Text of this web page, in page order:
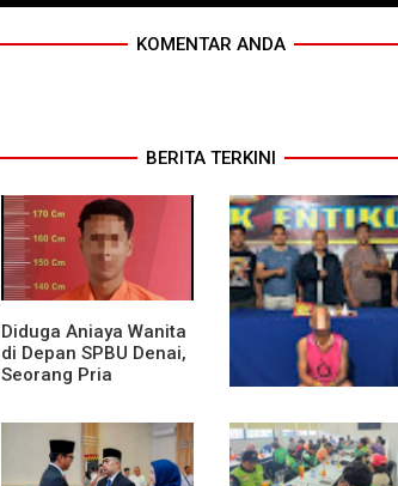
KOMENTAR ANDA
BERITA TERKINI
Diduga Aniaya Wanita
di Depan SPBU Denai,
Seorang Pria
Medan Area
Polsek Entikong
Gagalkan Peredaran
Sabu 151,76 Gram di